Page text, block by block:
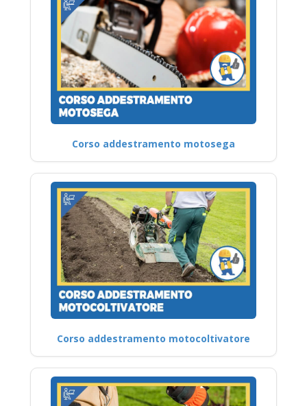
Corso addestramento motosega
Corso addestramento motocoltivatore